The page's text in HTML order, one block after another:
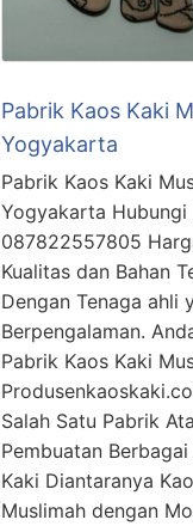
Pabrik Kaos Kaki
Yogyakarta
Pabrik Kaos Kaki
Yogyakarta Hubungi
087822557805
Kualitas dan Bahan
Dengan Tenaga ahli
Berpengalaman.
Pabrik Kaos Kaki
Salah Satu Pabrik
Pembuatan
Kaki Diantaranya
Muslimah dengan